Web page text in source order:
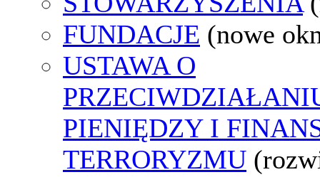
FUNDACJE (nowe
USTAWA O
PIENIĘDZY I
TERRORYZMU